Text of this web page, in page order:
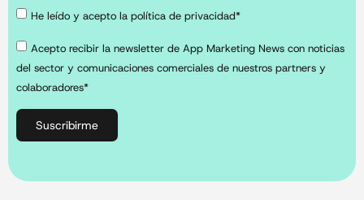
He leído y acepto la política de privacidad*
Acepto recibir la newsletter de App Marketing News con noticias
del sector y comunicaciones comerciales de nuestros partners y
colaboradores*
Suscribirme